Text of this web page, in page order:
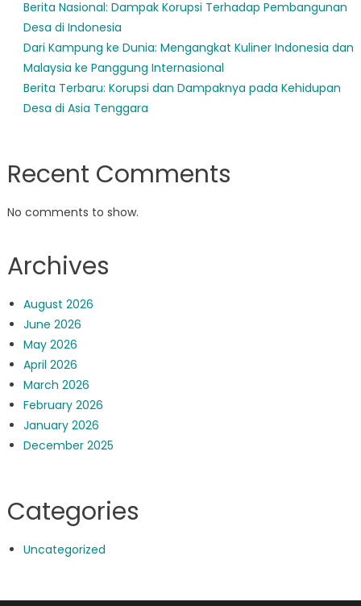
Berita Nasional: Dampak Korupsi Terhadap Pembangunan
Desa di Indonesia
Dari Kampung ke Dunia: Mengangkat Kuliner Indonesia dan
Malaysia ke Panggung Internasional
Berita Terbaru: Korupsi dan Dampaknya pada Kehidupan
Desa di Asia Tenggara
Recent Comments
No comments to show.
Archives
August 2026
June 2026
May 2026
April 2026
March 2026
February 2026
January 2026
December 2025
Categories
Uncategorized